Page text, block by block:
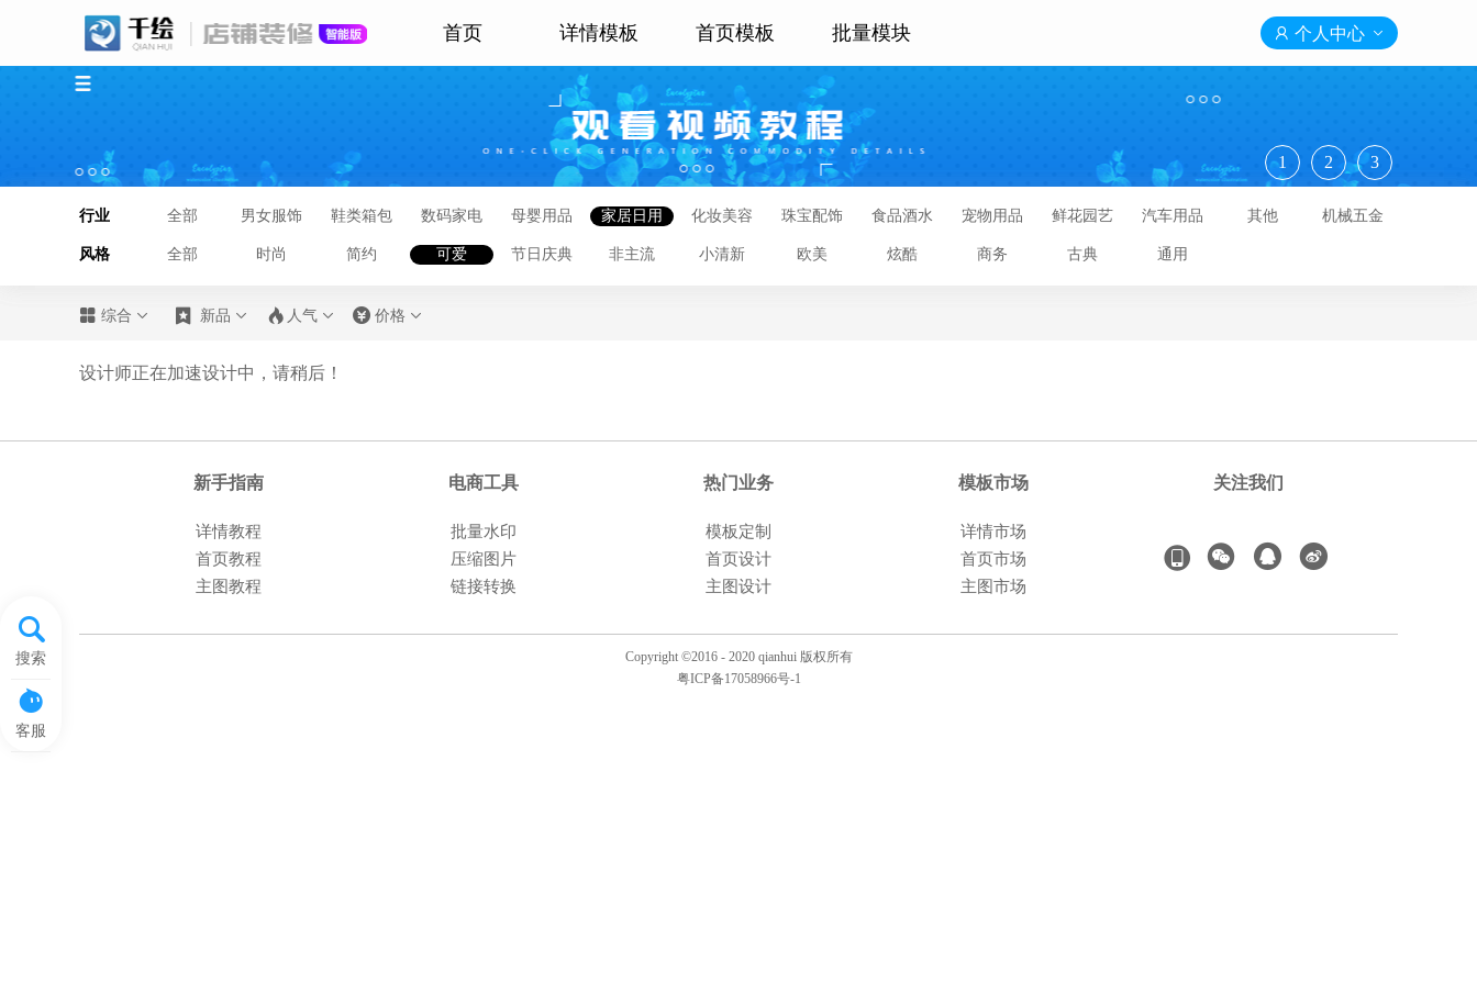
首页 详情模板 首页模板 批量模块  个人中心 
1 2 3
搜索
客服
行业 全部 男女服饰 鞋类箱包 数码家电 母婴用品 家居日用 化妆美容 珠宝配饰 食品酒水 宠物用品 鲜花园艺 汽车用品 其他 机械五金
风格 全部 时尚 简约 可爱 节日庆典 非主流 小清新 欧美 炫酷 商务 古典 通用
 综合   新品   人气   价格 
设计师正在加速设计中，请稍后！
新手指南 电商工具 热门业务 模板市场 关注我们
详情教程 批量水印 模板定制
详情市场
首页教程
压缩图片 首页设计
首页市场
主图教程
链接转换 主图设计 主图市场
Copyright ©2016 - 2020 qianhui 版权所有
粤ICP备17058966号-1